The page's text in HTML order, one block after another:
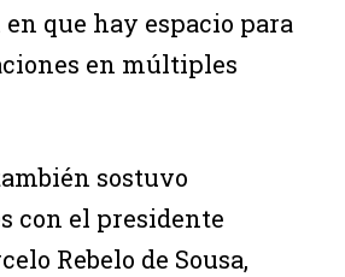
que hay espacio para
en múltiples
sostuvo
con el presidente
Rebelo de Sousa,